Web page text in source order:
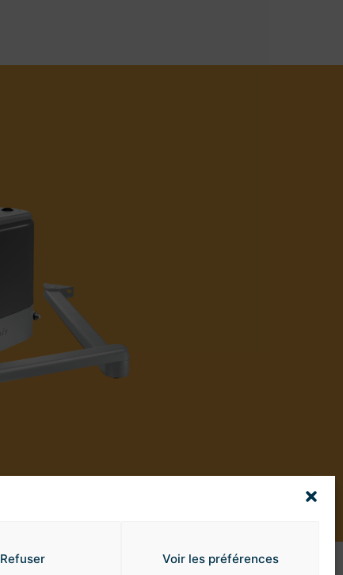
Refuser Voir les préférences